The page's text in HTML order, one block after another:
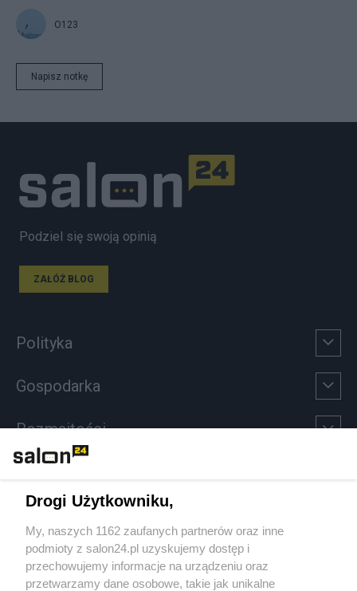
O123
Napisz notkę
Podziel się swoją opinią
ZAŁÓŻ BLOG
Polityka
Gospodarka
Rozmaitości
Sport
Społeczeństwo
Drogi Użytkowniku,
My, naszych 1162 zaufanych partnerów oraz inne
podmioty z salon24.pl uzyskujemy dostęp i
przechowujemy informacje na urządzeniu oraz
przetwarzamy dane osobowe, takie jak unikalne